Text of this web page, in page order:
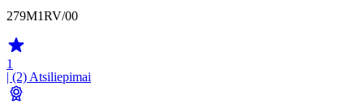
279M1RV/00
1
| (2) Atsiliepimai